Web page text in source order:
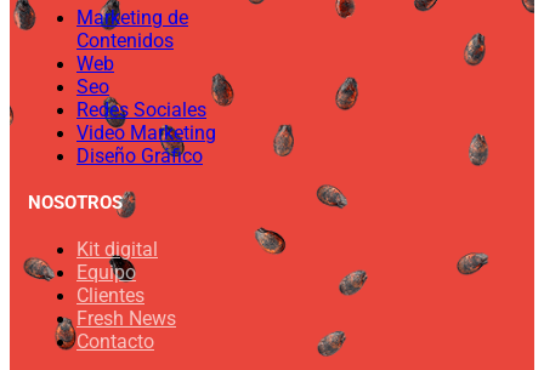
Marketing de
Contenidos
Web
Seo
Redes Sociales
Video Marketing
Diseño Gráfico
NOSOTROS
Kit digital
Equipo
Clientes
Fresh News
Contacto